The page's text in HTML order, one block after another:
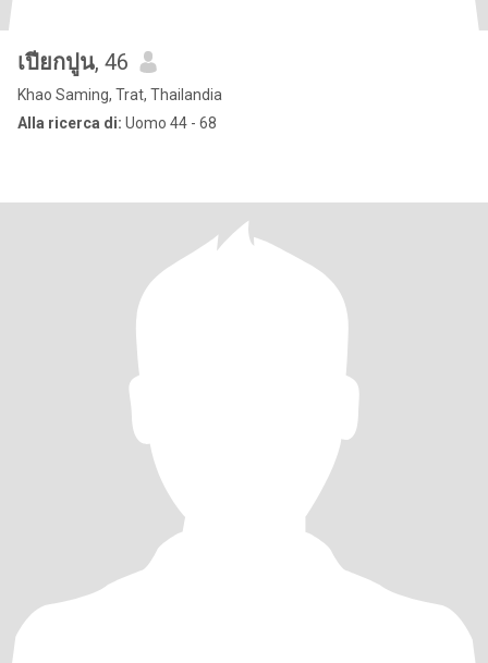
เปียกปูน, 46
Khao Saming, Trat, Thailandia
Alla ricerca di: Uomo 44 - 68